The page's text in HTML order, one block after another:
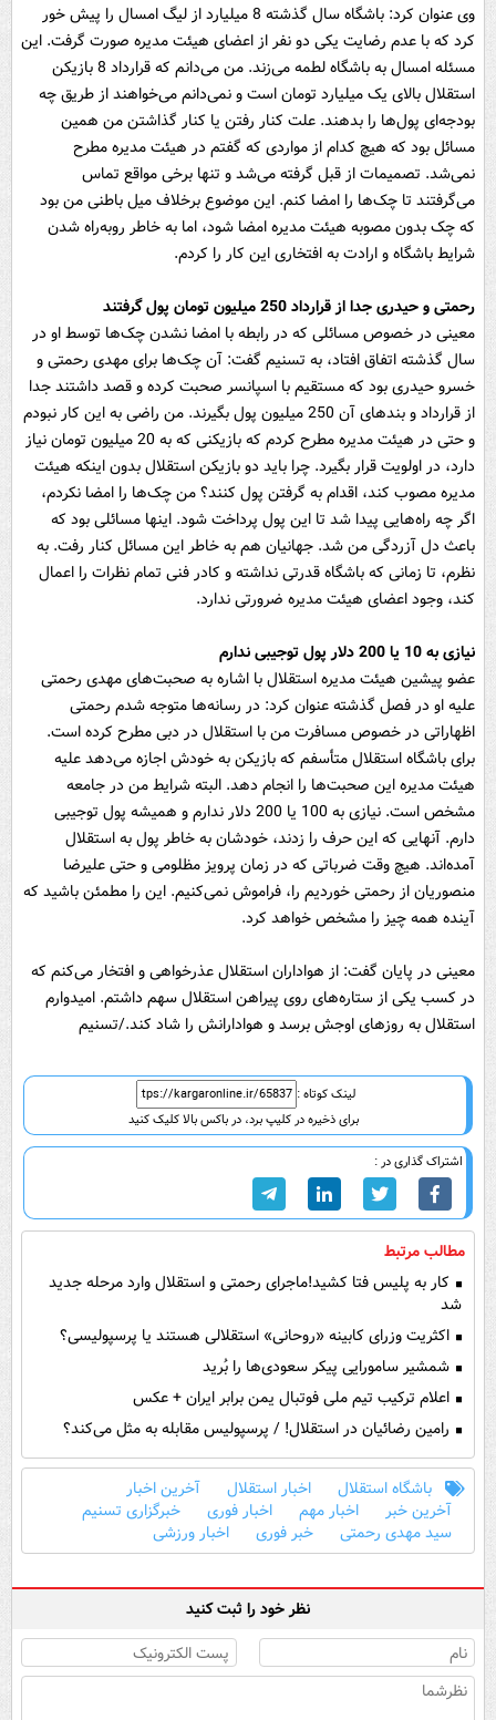
وی عنوان کرد: باشگاه سال گذشته 8 میلیارد از لیگ امسال را پیش خور
کرد که با عدم رضایت یکی دو نفر از اعضای هیئت مدیره صورت گرفت. این
مسئله امسال به باشگاه لطمه می‌زند. من می‌دانم که قرارداد 8 بازیکن
استقلال بالای یک میلیارد تومان است و نمی‌دانم می‌خواهند از طریق چه
بودجه‌ای پول‌ها را بدهند. علت کنار رفتن یا کنار گذاشتن من همین
مسائل بود که هیچ کدام از مواردی که گفتم در هیئت مدیره مطرح
نمی‌شد. تصمیمات از قبل گرفته می‌شد و تنها برخی مواقع تماس
می‌گرفتند تا چک‌ها را امضا کنم. این موضوع برخلاف میل باطنی من بود
که چک بدون مصوبه هیئت مدیره امضا شود، اما به خاطر روبه‌راه شدن
شرایط باشگاه و ارادت به افتخاری این کار را کردم.
رحمتی و حیدری جدا از قرارداد 250 میلیون تومان پول گرفتند
معینی در خصوص مسائلی که در رابطه با امضا نشدن چک‌ها توسط او در
سال گذشته اتفاق افتاد، به تسنیم گفت: آن چک‌ها برای مهدی رحمتی و
خسرو حیدری بود که مستقیم با اسپانسر صحبت کرده و قصد داشتند جدا
از قرارداد و بندهای آن 250 میلیون پول بگیرند. من راضی به این کار نبودم
و حتی در هیئت مدیره مطرح کردم که بازیکنی که به 20 میلیون تومان نیاز
دارد، در اولویت قرار بگیرد. چرا باید دو بازیکن استقلال بدون اینکه هیئت
مدیره مصوب کند، اقدام به گرفتن پول کنند؟ من چک‌ها را امضا نکردم،
اگر چه راه‌هایی پیدا شد تا این پول پرداخت شود. اینها مسائلی بود که
باعث دل آزردگی من شد. جهانیان هم به خاطر این مسائل کنار رفت. به
نظرم، تا زمانی که باشگاه قدرتی نداشته و کادر فنی تمام نظرات را اعمال
کند، وجود اعضای هیئت مدیره ضرورتی ندارد.
نیازی به 10 یا 200 دلار پول توجیبی ندارم
عضو پیشین هیئت مدیره استقلال با اشاره به صحبت‌های مهدی رحمتی
علیه او در فصل گذشته عنوان کرد: در رسانه‌ها متوجه شدم رحمتی
اظهاراتی در خصوص مسافرت من با استقلال در دبی مطرح کرده است.
برای باشگاه استقلال متأسفم که بازیکن به خودش اجازه می‌دهد علیه
هیئت مدیره این صحبت‌‌ها را انجام دهد. البته شرایط من در جامعه
مشخص است. نیازی به 100 یا 200 دلار ندارم و همیشه پول توجیبی
دارم. آنهایی که این حرف را زدند، خودشان به خاطر پول به استقلال
آمده‌اند. هیچ وقت ضرباتی که در زمان پرویز مظلومی و حتی علیرضا
منصوریان از رحمتی خوردیم را، فراموش نمی‌کنیم. این را مطمئن باشید که
آینده همه چیز را مشخص خواهد کرد.
معینی در پایان گفت: از هواداران استقلال عذرخواهی و افتخار می‌کنم که
در کسب یکی از ستاره‌های روی پیراهن استقلال سهم داشتم. امیدوارم
استقلال به روزهای اوجش برسد و هوادارانش را شاد کند./تسنیم
لینک کوتاه :
برای ذخیره در کلیپ برد، در باکس بالا کلیک کنید
اشتراک گذاری در :
مطالب مرتبط
کار به پلیس فتا کشید!ماجرای رحمتی و استقلال وارد مرحله جدید
شد
اکثریت وزرای کابینه «روحانی» استقلالی هستند یا پرسپولیسی؟
شمشیر سامورایی پیکر سعودی‌ها را بُرید
اعلام ترکیب تیم ملی فوتبال یمن برابر ایران + عکس
رامین رضائیان در استقلال! / پرسپولیس مقابله به مثل می‌کند؟
باشگاه استقلال اخبار استقلال
آخرین اخبار
آخرین خبر
اخبار مهم اخبار فوری
خبرگزاری تسنیم
سید مهدی رحمتی
خبر فوری اخبار ورزشی
نظر خود را ثبت کنید